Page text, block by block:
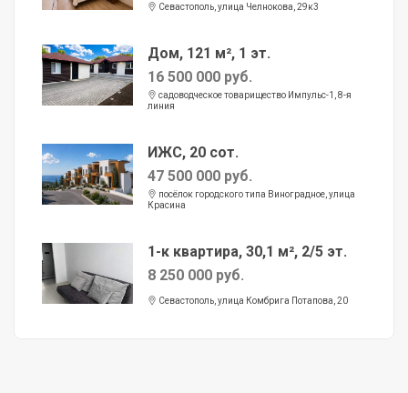
Севастополь, улица Челнокова, 29к3
Дом, 121 м², 1 эт.
16 500 000 руб.
садоводческое товарищество Импульс-1, 8-я
линия
ИЖС, 20 сот.
47 500 000 руб.
посёлок городского типа Виноградное, улица
Красина
1-к квартира, 30,1 м², 2/5 эт.
8 250 000 руб.
Севастополь, улица Комбрига Потапова, 20